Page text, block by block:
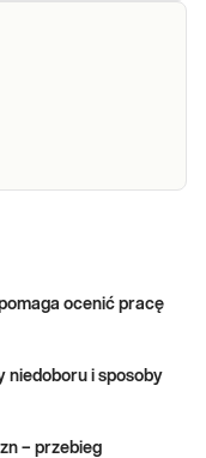
ekstraktu
jadu
ocenić pracę
niedoboru i sposoby
– przebieg